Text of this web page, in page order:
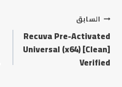
السابق
Recuva Pre-Activated
Universal (x64) [Clean]
Verified